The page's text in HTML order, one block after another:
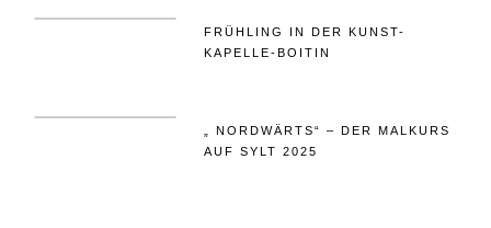
FRÜHLING IN DER KUNST-
KAPELLE-BOITIN
„ NORDWÄRTS“ – DER MALKURS
AUF SYLT 2025